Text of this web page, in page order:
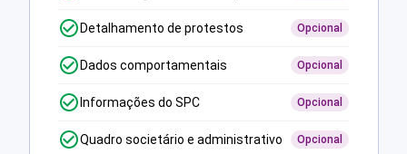
Detalhamento de protestos Opcional
Dados comportamentais Opcional
Informações do SPC Opcional
Quadro societário e administrativo Opcional